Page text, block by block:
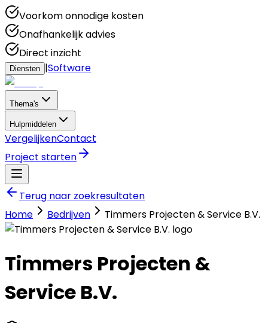
Voorkom onnodige kosten
Onafhankelijk advies
Direct inzicht
Diensten |Software
Thema's
Hulpmiddelen
VergelijkenContact
Project starten
Terug naar zoekresultaten
Home
Bedrijven Timmers Projecten & Service B.V.
Timmers Projecten &
Service B.V.